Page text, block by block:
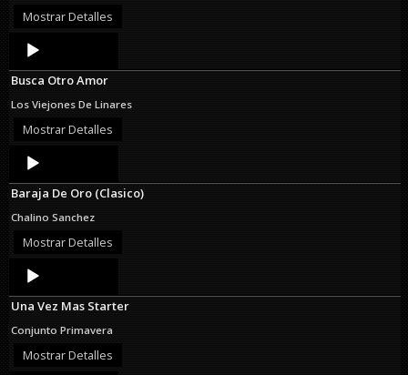
Mostrar Detalles
Audio
Player
Busca Otro Amor
Los Viejones De Linares
Mostrar Detalles
Audio
Player
Baraja De Oro (Clasico)
Chalino Sanchez
Mostrar Detalles
Audio
Player
Una Vez Mas Starter
Conjunto Primavera
Mostrar Detalles